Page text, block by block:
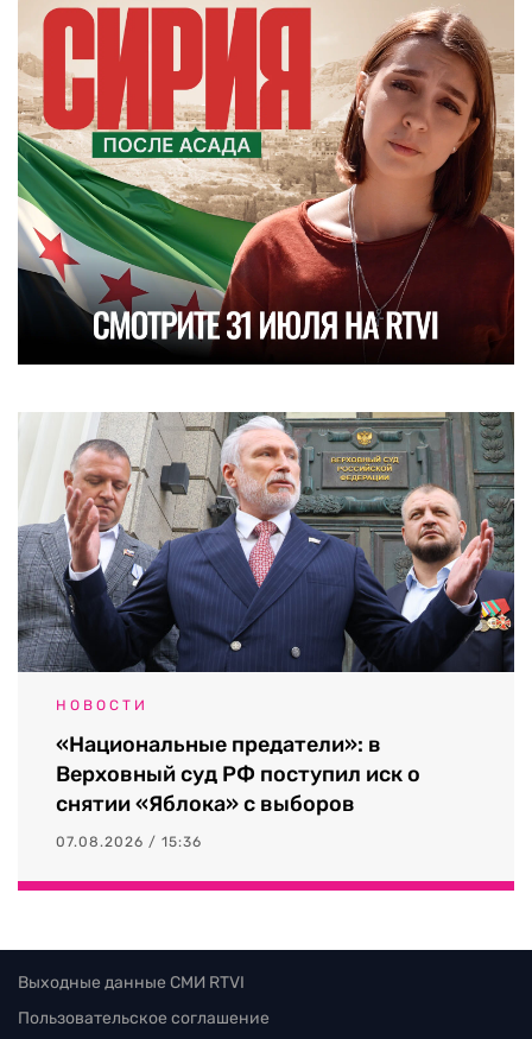
НОВОСТИ
«Национальные предатели»: в
Верховный суд РФ поступил иск о
снятии «Яблока» с выборов
07.08.2026 / 15:36
Выходные данные СМИ RTVI
Пользовательское соглашение